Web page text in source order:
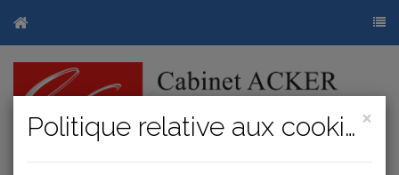
×
Politique relative aux cookies